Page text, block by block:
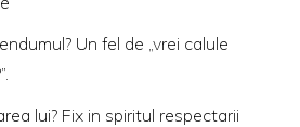
Un fel de „vrei calule
lui? Fix in spiritul respectarii